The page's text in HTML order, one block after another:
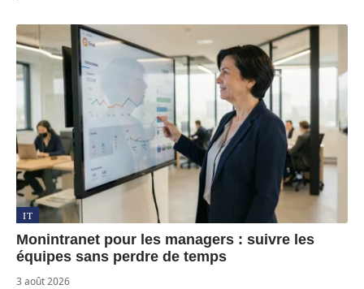
IT
Monintranet pour les managers : suivre les
équipes sans perdre de temps
3 août 2026